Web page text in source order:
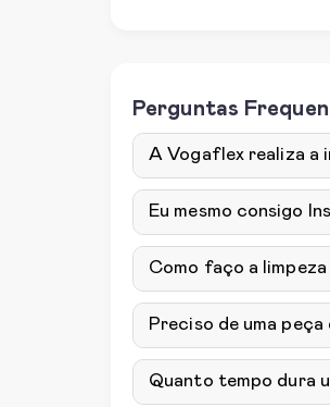
Perguntas
A Vogaflex realiza a
Eu mesmo consigo
Como faço a limpeza
Preciso de uma
Quanto tempo dura